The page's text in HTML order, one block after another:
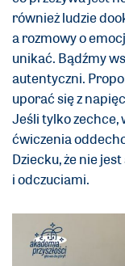
również ludzie
a rozmowy o
unikać. Bądźmy
autentyczni.
uporać się z
Jeśli tylko zechce,
ćwiczenia
Dziecku, że nie
i odczuciami.